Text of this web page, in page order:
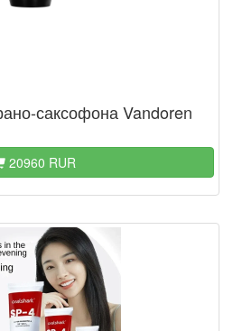
саксофона Vandoren
20960 RUR